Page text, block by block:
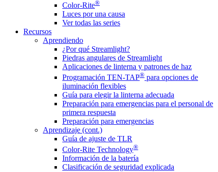
Color-Rite®
Luces por una causa
Ver todas las series
Recursos
Aprendiendo
¿Por qué Streamlight?
Piedras angulares de Streamlight
Aplicaciones de linterna y patrones de haz
Programación TEN-TAP® para opciones de
iluminación flexibles
Guía para elegir la linterna adecuada
Preparación para emergencias para el personal de
primera respuesta
Preparación para emergencias
Aprendizaje (cont.)
Guía de ajuste de TLR
Color-Rite Technology®
Información de la batería
Clasificación de seguridad explicada